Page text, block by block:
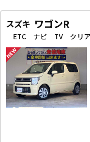
スズキ ワゴンR